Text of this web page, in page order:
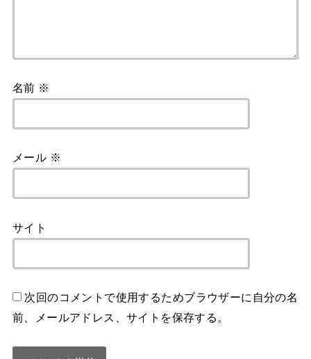
名前 ※
メール ※
サイト
次回のコメントで使用するためブラウザーに自分の名
前、メールアドレス、サイトを保存する。